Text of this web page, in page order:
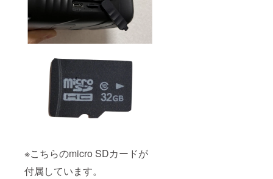
※こちらのmicro SDカードが
付属しています。